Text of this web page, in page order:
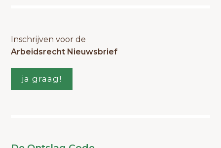
Inschrijven voor de
Arbeidsrecht Nieuwsbrief
ja graag!